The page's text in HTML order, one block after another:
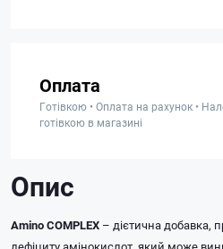
Оплата
Готівкою • Оплата на рахунок •
готівкою в магазині
Опис
Amino COMPLEX – дієтична добавка,